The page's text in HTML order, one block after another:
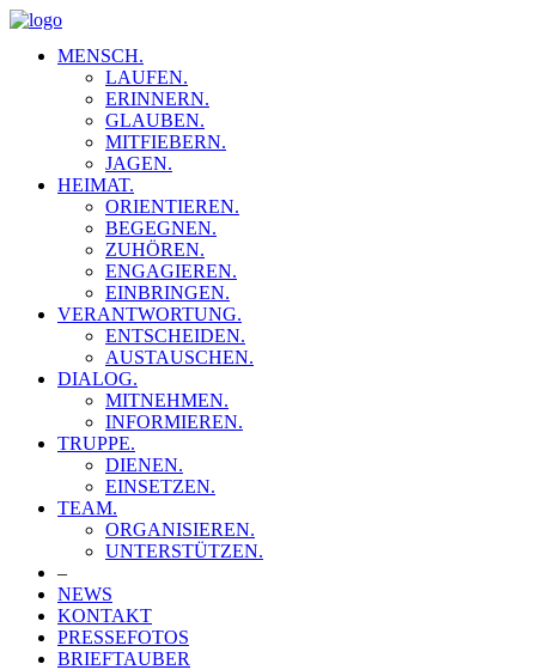
MENSCH.
LAUFEN.
ERINNERN.
GLAUBEN.
MITFIEBERN.
JAGEN.
HEIMAT.
ORIENTIEREN.
BEGEGNEN.
ZUHÖREN.
ENGAGIEREN.
EINBRINGEN.
VERANTWORTUNG.
ENTSCHEIDEN.
AUSTAUSCHEN.
DIALOG.
MITNEHMEN.
INFORMIEREN.
TRUPPE.
DIENEN.
EINSETZEN.
TEAM.
ORGANISIEREN.
UNTERSTÜTZEN.
–
NEWS
KONTAKT
PRESSEFOTOS
BRIEFTAUBER